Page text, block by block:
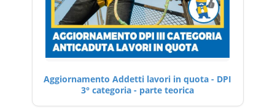
Aggiornamento Addetti lavori in quota - DPI
3° categoria - parte teorica